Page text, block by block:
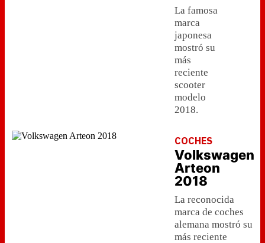
La famosa
marca
japonesa
mostró su
más
reciente
scooter
modelo
2018.
COCHES
Volkswagen
Arteon
2018
La reconocida
marca de coches
alemana mostró su
más reciente